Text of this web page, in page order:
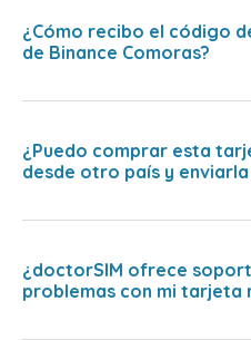
¿Cómo recibo el código
de Binance Comoras?
¿Puedo comprar esta
desde otro país y enviarla
¿doctorSIM ofrece
problemas con mi tarjeta